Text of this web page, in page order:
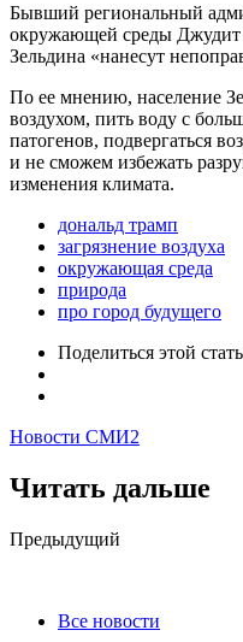
Бывший региональный
окружающей среды Джудит
Зельдина «нанесут
По ее мнению, население
воздухом, пить воду с
патогенов, подвергаться
и не сможем избежать
изменения климата.
дональд трамп
загрязнение воздуха
окружающая среда
природа
про город будущего
Поделиться этой
Новости СМИ2
Читать дальше
Post
Предыдущий
Все новости